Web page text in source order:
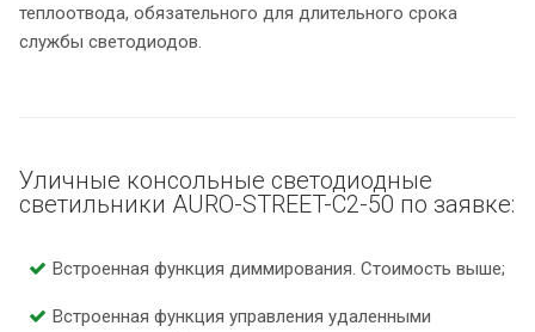
теплоотвода, обязательного для длительного срока
службы светодиодов.
Уличные консольные светодиодные
светильники AURO-STREET-С2-50 по заявке:
Встроенная функция диммирования. Стоимость выше;
Встроенная функция управления удаленными